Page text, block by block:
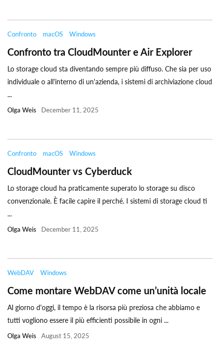
Confronto macOS Windows
Confronto tra CloudMounter e Air Explorer
Lo storage cloud sta diventando sempre più diffuso. Che sia per uso
individuale o all'interno di un'azienda, i sistemi di archiviazione cloud
...
Olga Weis December 11, 2025
Confronto macOS Windows
CloudMounter vs Cyberduck
Lo storage cloud ha praticamente superato lo storage su disco
convenzionale. È facile capire il perché. I sistemi di storage cloud ti
...
Olga Weis December 11, 2025
WebDAV Windows
Come montare WebDAV come un’unità locale
Al giorno d'oggi, il tempo è la risorsa più preziosa che abbiamo e
tutti vogliono essere il più efficienti possibile in ogni ...
Olga Weis August 15, 2025